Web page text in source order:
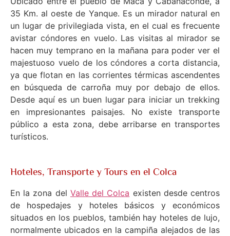
35 Km. al oeste de Yanque. Es un mirador natural en
un lugar de privilegiada vista, en el cual es frecuente
avistar cóndores en vuelo. Las visitas al mirador se
hacen muy temprano en la mañana para poder ver el
majestuoso vuelo de los cóndores a corta distancia,
ya que flotan en las corrientes térmicas ascendentes
en búsqueda de carroña muy por debajo de ellos.
Desde aquí es un buen lugar para iniciar un trekking
en impresionantes paisajes. No existe transporte
público a esta zona, debe arribarse en transportes
turísticos.
Hoteles, Transporte y Tours en el Colca
En la zona del Valle del Colca existen desde centros
de hospedajes y hoteles básicos y económicos
situados en los pueblos, también hay hoteles de lujo,
normalmente ubicados en la campiña alejados de las